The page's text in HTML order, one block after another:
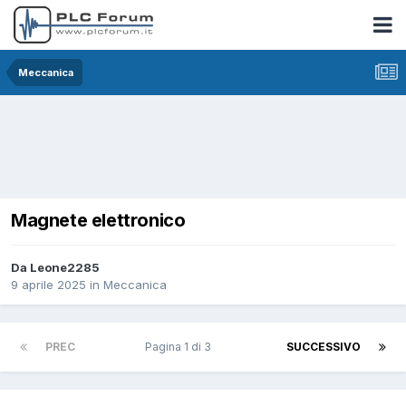
Meccanica
Magnete elettronico
Da Leone2285
9 aprile 2025 in Meccanica
PREC SUCCESSIVO
Pagina 1 di 3